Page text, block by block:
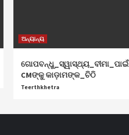
ଅନ୍ୟାନ୍ୟ
ଗୋପବନ୍ଧୁ_ସ୍ୱାସ୍ଥ୍ୟ_ବୀମା_ପାଇଁ
CMଙ୍କୁ କାଡ଼ାମଙ୍କ_ଚିଠି
Teerthkhetra